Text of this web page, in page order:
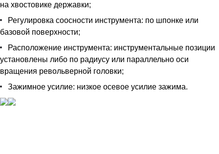
на хвостовике державки;
Регулировка соосности инструмента: по шпонке или
базовой поверхности;
Расположение инструмента: инструментальные позиции
установлены либо по радиусу или параллельно оси
вращения револьверной головки;
Зажимное усилие: низкое осевое усилие зажима.